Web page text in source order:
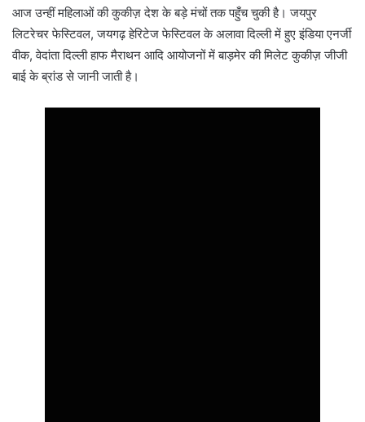
आज उन्हीं महिलाओं की कुकीज़ देश के बड़े मंचों तक पहुँच चुकी है। जयपुर
लिटरेचर फेस्टिवल, जयगढ़ हेरिटेज फेस्टिवल के अलावा दिल्ली में हुए इंडिया एनर्जी
वीक, वेदांता दिल्ली हाफ मैराथन आदि आयोजनों में बाड़मेर की मिलेट कुकीज़ जीजी
बाई के ब्रांड से जानी जाती है।